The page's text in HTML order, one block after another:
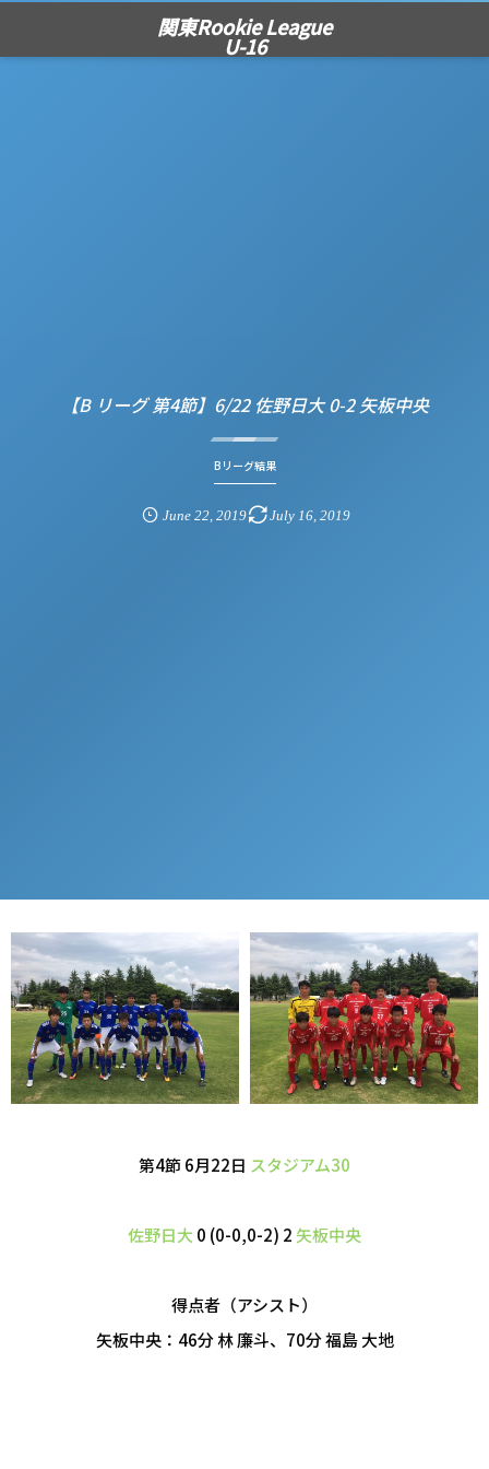
関東Rookie League
U-16
【B リーグ 第4節】6/22 佐野日大 0-2 矢板中央
Bリーグ結果
June 22, 2019 July 16 ,2019
第4節 6月22日 スタジアム30
佐野日大0 (0-0,0-2) 2矢板中央
得点者（アシスト）
矢板中央：46分 林 廉斗、70分 福島 大地